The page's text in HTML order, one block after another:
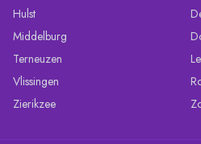
Hulst
Middelburg
Terneuzen
Vlissingen
Zierikzee